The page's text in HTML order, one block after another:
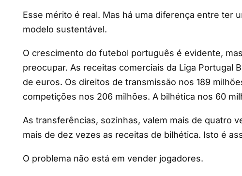
Esse mérito é real. Mas há uma diferença entre ter
modelo sustentável.
O crescimento do futebol português é evidente,
preocupar. As receitas comerciais da Liga Portugal
de euros. Os direitos de transmissão nos 189
competições nos 206 milhões. A bilhética nos 60
As transferências, sozinhas, valem mais de quatro
mais de dez vezes as receitas de bilhética. Isto é
O problema não está em vender jogadores.